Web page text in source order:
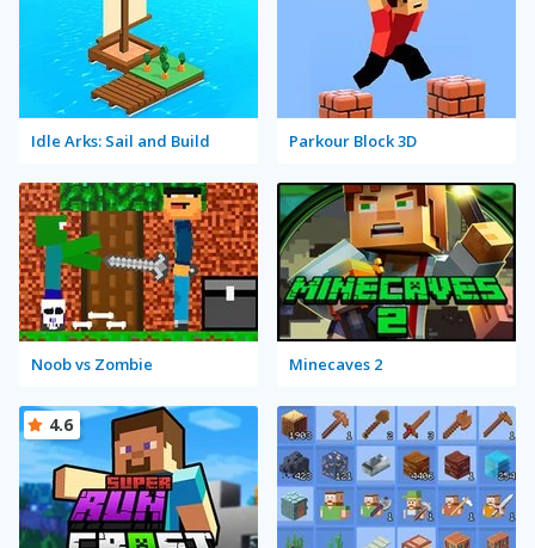
Idle Arks: Sail and Build Parkour Block 3D
Noob vs Zombie Minecaves 2
4.6